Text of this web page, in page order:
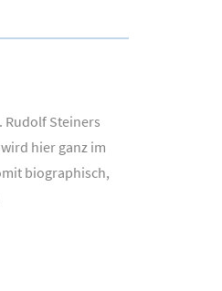
Rudolf Steiners
hier ganz im
biographisch,